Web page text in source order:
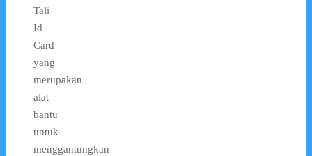
Tali
Id
Card
yang
merupakan
alat
bantu
untuk
menggantungkan